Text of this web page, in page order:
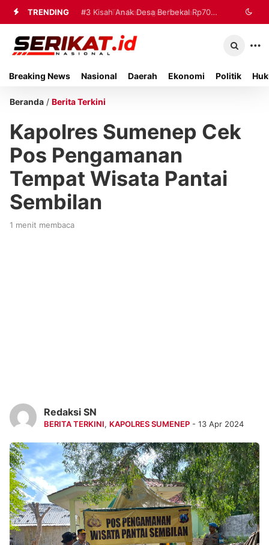
TRENDING #2 Tim Gabungan Terima
Sembilan Korban Evakuasi KM Mutiara
#3 Kisah Anak Desa Berbekal Rp70
Ribu Jadi Referensi Akademik
Breaking News Nasional Daerah Ekonomi Politik
Beranda / Berita Terkini
Kapolres Sumenep Cek
Pos Pengamanan
Tempat Wisata Pantai
Sembilan
1 menit membaca
Redaksi SN
BERITA TERKINI, KAPOLRES SUMENEP - 13 Apr 2024